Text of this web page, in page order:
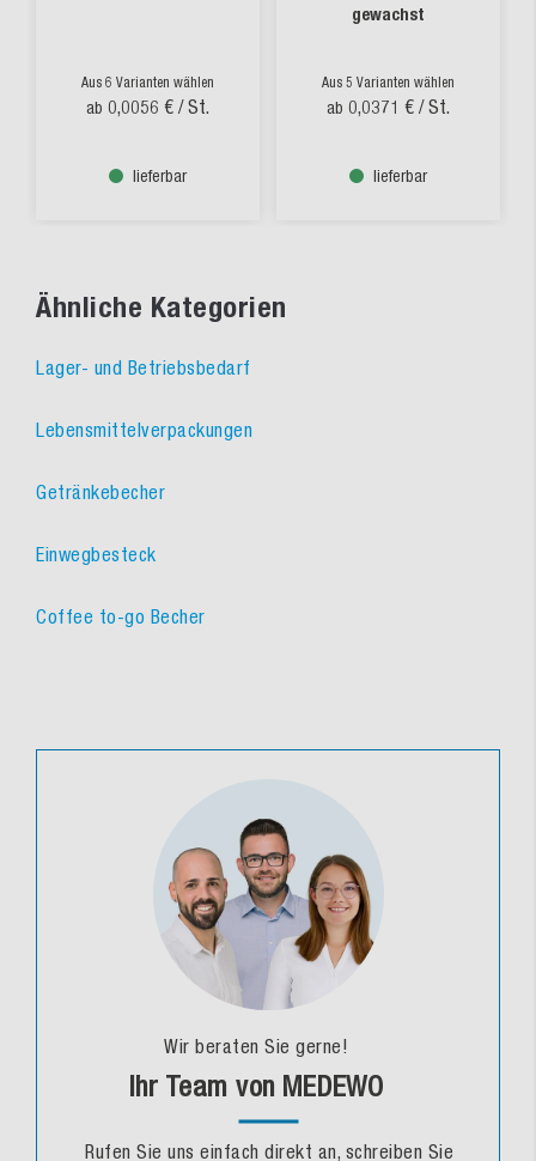
Aus 6 Varianten wählen
ab 0,0056 € / St.
lieferbar
gewachst
Aus 5 Varianten wählen
ab 0,0371 € / St.
lieferbar
Ähnliche Kategorien
Lager- und Betriebsbedarf
Lebensmittelverpackungen
Getränkebecher
Einwegbesteck
Coffee to-go Becher
Wir beraten Sie gerne!
Ihr Team von MEDEWO
Rufen Sie uns einfach direkt an, schreiben Sie